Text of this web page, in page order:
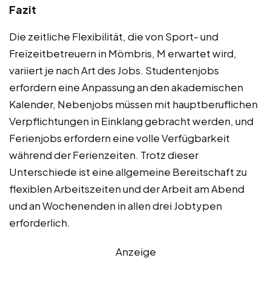
Fazit
Die zeitliche Flexibilität, die von Sport- und
Freizeitbetreuern in Mömbris, M erwartet wird,
variiert je nach Art des Jobs. Studentenjobs
erfordern eine Anpassung an den akademischen
Kalender, Nebenjobs müssen mit hauptberuflichen
Verpflichtungen in Einklang gebracht werden, und
Ferienjobs erfordern eine volle Verfügbarkeit
während der Ferienzeiten. Trotz dieser
Unterschiede ist eine allgemeine Bereitschaft zu
flexiblen Arbeitszeiten und der Arbeit am Abend
und an Wochenenden in allen drei Jobtypen
erforderlich.
Anzeige